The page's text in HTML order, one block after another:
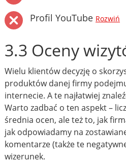
Profil YouTube Rozwiń
3.3 Oceny
Wielu klientów decyzję o
produktów danej firmy
internecie. A te najłatwiej
Warto zadbać o ten aspekt –
średnia ocen, ale też to, jak
jak odpowiadamy na
komentarze (także te
wizerunek.